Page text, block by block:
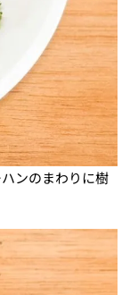
ンのまわりに樹